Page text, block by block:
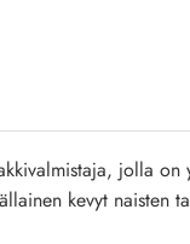
jolla
kevyt naisten